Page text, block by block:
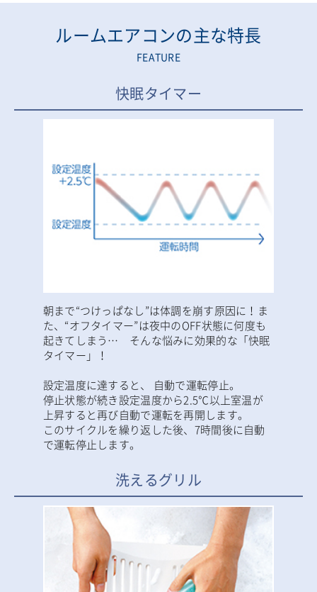
ルームエアコンの主な特長
FEATURE
快眠タイマー
朝まで“つけっぱなし”は体調を崩す原因に！ま
た、“オフタイマー”は夜中のOFF状態に何度も
起きてしまう… そんな悩みに効果的な「快眠
タイマー」！
設定温度に達すると、 自動で運転停止。
停止状態が続き設定温度から2.5℃以上室温が
上昇すると再び自動で運転を再開します。
このサイクルを繰り返した後、7時間後に自動
で運転停止します。
洗えるグリル